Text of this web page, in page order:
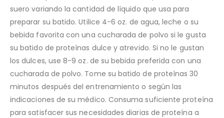
suero variando la cantidad de líquido que usa para
preparar su batido. Utilice 4-6 oz. de agua, leche o su
bebida favorita con una cucharada de polvo si le gusta
su batido de proteínas dulce y atrevido. Si no le gustan
los dulces, use 8-9 oz. de su bebida preferida con una
cucharada de polvo. Tome su batido de proteínas 30
minutos después del entrenamiento o según las
indicaciones de su médico. Consuma suficiente proteína
para satisfacer sus necesidades diarias de proteína a